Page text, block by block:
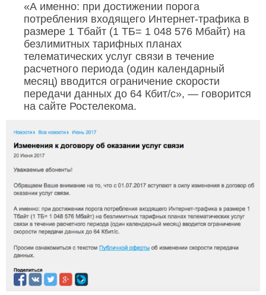
«А именно: при достижении порога
потребления входящего Интернет-трафика в
размере 1 Тбайт (1 ТБ= 1 048 576 Мбайт) на
безлимитных тарифных планах
телематических услуг связи в течение
расчетного периода (один календарный
месяц) вводится ограничение скорости
передачи данных до 64 Кбит/с», — говорится
на сайте Ростелекома.